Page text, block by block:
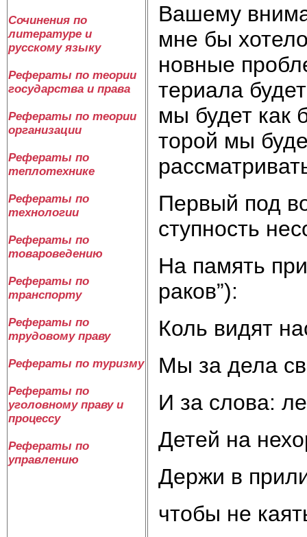
Сочинения по
литературе и
русскому языку
Рефераты по теории
государства и права
Рефераты по теории
организации
Рефераты по
теплотехнике
Рефераты по
технологии
Рефераты по
товароведению
Рефераты по
транспорту
Рефераты по
трудовому праву
Рефераты по туризму
Рефераты по
уголовному праву и
процессу
Рефераты по
управлению
Ва­ше­му
мне бы
нов­ные
те­риа­ла
мы бу­дет как
то­рой мы
Пер­вый под
ступ­ность
На па­мять
ра­ков”):
Коль ви­дят
Мы за де­ла
И за сло­ва:
Де­тей на
Дер­жи в
что­бы не